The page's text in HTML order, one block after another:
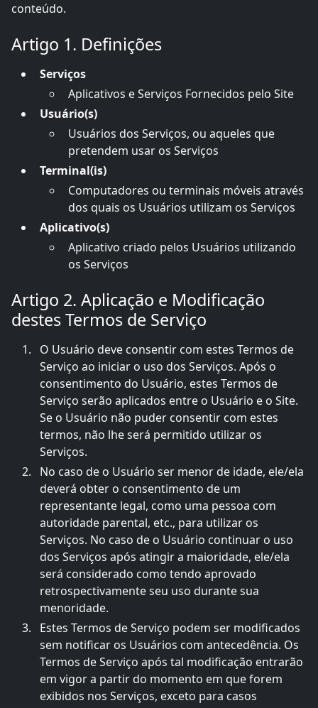
conteúdo.
Artigo 1. Definições
Serviços
Aplicativos e Serviços Fornecidos pelo Site
Usuário(s)
Usuários dos Serviços, ou aqueles que
pretendem usar os Serviços
Terminal(is)
Computadores ou terminais móveis através
dos quais os Usuários utilizam os Serviços
Aplicativo(s)
Aplicativo criado pelos Usuários utilizando
os Serviços
Artigo 2. Aplicação e Modificação
destes Termos de Serviço
O Usuário deve consentir com estes Termos de
Serviço ao iniciar o uso dos Serviços. Após o
consentimento do Usuário, estes Termos de
Serviço serão aplicados entre o Usuário e o Site.
Se o Usuário não puder consentir com estes
termos, não lhe será permitido utilizar os
Serviços.
No caso de o Usuário ser menor de idade, ele/ela
deverá obter o consentimento de um
representante legal, como uma pessoa com
autoridade parental, etc., para utilizar os
Serviços. No caso de o Usuário continuar o uso
dos Serviços após atingir a maioridade, ele/ela
será considerado como tendo aprovado
retrospectivamente seu uso durante sua
menoridade.
Estes Termos de Serviço podem ser modificados
sem notificar os Usuários com antecedência. Os
Termos de Serviço após tal modificação entrarão
em vigor a partir do momento em que forem
exibidos nos Serviços, exceto para casos